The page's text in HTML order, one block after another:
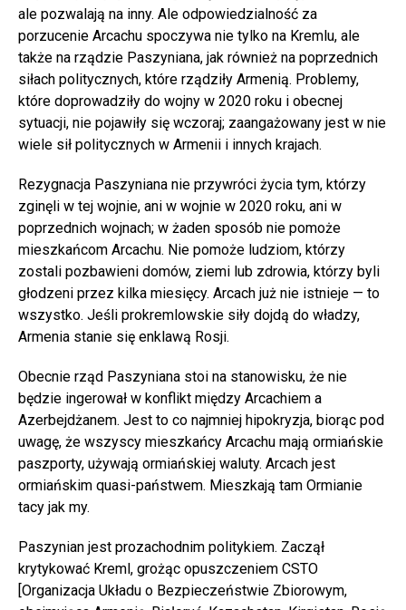
ale pozwalają na inny. Ale odpowiedzialność za
porzucenie Arcachu spoczywa nie tylko na Kremlu, ale
także na rządzie Paszyniana, jak również na poprzednich
siłach politycznych, które rządziły Armenią. Problemy,
które doprowadziły do wojny w 2020 roku i obecnej
sytuacji, nie pojawiły się wczoraj; zaangażowany jest w nie
wiele sił politycznych w Armenii i innych krajach.
Rezygnacja Paszyniana nie przywróci życia tym, którzy
zginęli w tej wojnie, ani w wojnie w 2020 roku, ani w
poprzednich wojnach; w żaden sposób nie pomoże
mieszkańcom Arcachu. Nie pomoże ludziom, którzy
zostali pozbawieni domów, ziemi lub zdrowia, którzy byli
głodzeni przez kilka miesięcy. Arcach już nie istnieje — to
wszystko. Jeśli prokremlowskie siły dojdą do władzy,
Armenia stanie się enklawą Rosji.
Obecnie rząd Paszyniana stoi na stanowisku, że nie
będzie ingerował w konflikt między Arcachiem a
Azerbejdżanem. Jest to co najmniej hipokryzja, biorąc pod
uwagę, że wszyscy mieszkańcy Arcachu mają ormiańskie
paszporty, używają ormiańskiej waluty. Arcach jest
ormiańskim quasi-państwem. Mieszkają tam Ormianie
tacy jak my.
Paszynian jest prozachodnim politykiem. Zaczął
krytykować Kreml, grożąc opuszczeniem CSTO
[Organizacja Układu o Bezpieczeństwie Zbiorowym,